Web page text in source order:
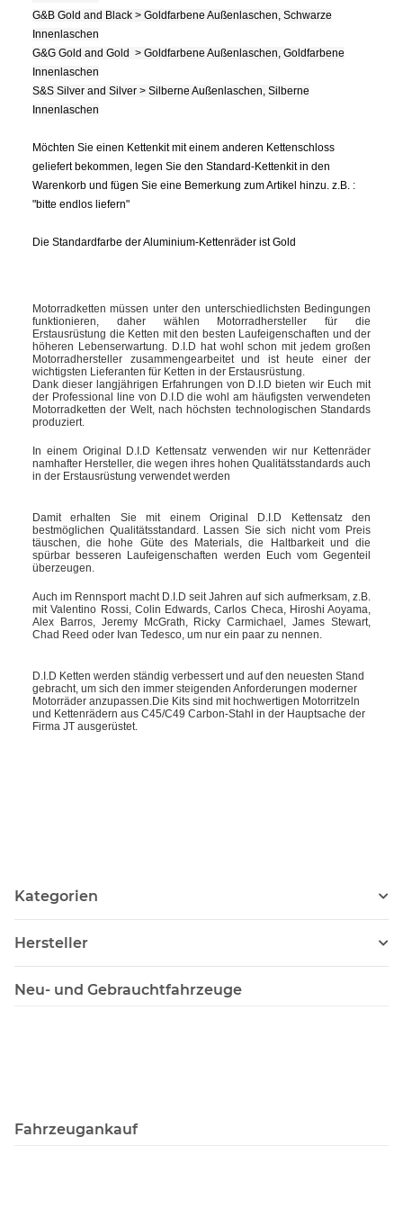
G&B Gold and Black > Goldfarbene Außenlaschen, Schwarze
Innenlaschen
G&G Gold and Gold > Goldfarbene Außenlaschen, Goldfarbene
Innenlaschen
S&S Silver and Silver > Silberne Außenlaschen, Silberne
Innenlaschen
Möchten Sie einen Kettenkit mit einem anderen Kettenschloss
geliefert bekommen, legen Sie den Standard-Kettenkit in den
Warenkorb und fügen Sie eine Bemerkung zum Artikel hinzu. z.B. :
"bitte endlos liefern"
Die Standardfarbe der Aluminium-Kettenräder ist Gold
Motorradketten müssen unter den unterschiedlichsten Bedingungen
funktionieren, daher wählen Motorradhersteller für die
Erstausrüstung die Ketten mit den besten Laufeigenschaften und der
höheren Lebenserwartung. D.I.D hat wohl schon mit jedem großen
Motorradhersteller zusammengearbeitet und ist heute einer der
wichtigsten Lieferanten für Ketten in der Erstausrüstung.
Dank dieser langjährigen Erfahrungen von D.I.D bieten wir Euch mit
der Professional line von D.I.D die wohl am häufigsten verwendeten
Motorradketten der Welt, nach höchsten technologischen Standards
produziert.
In einem Original D.I.D Kettensatz verwenden wir nur Kettenräder
namhafter Hersteller, die wegen ihres hohen Qualitätsstandards auch
in der Erstausrüstung verwendet werden
Damit erhalten Sie mit einem Original D.I.D Kettensatz den
bestmöglichen Qualitätsstandard. Lassen Sie sich nicht vom Preis
täuschen, die hohe Güte des Materials, die Haltbarkeit und die
spürbar besseren Laufeigenschaften werden Euch vom Gegenteil
überzeugen.
Auch im Rennsport macht D.I.D seit Jahren auf sich aufmerksam, z.B.
mit Valentino Rossi, Colin Edwards, Carlos Checa, Hiroshi Aoyama,
Alex Barros, Jeremy McGrath, Ricky Carmichael, James Stewart,
Chad Reed oder Ivan Tedesco, um nur ein paar zu nennen.
D.I.D Ketten werden ständig verbessert und auf den neuesten Stand
gebracht, um sich den immer steigenden Anforderungen moderner
Motorräder anzupassen.Die Kits sind mit hochwertigen Motorritzeln
und Kettenrädern aus C45/C49 Carbon-Stahl in der Hauptsache der
Firma JT ausgerüstet.
Kategorien
Hersteller
Neu- und Gebrauchtfahrzeuge
Fahrzeugankauf